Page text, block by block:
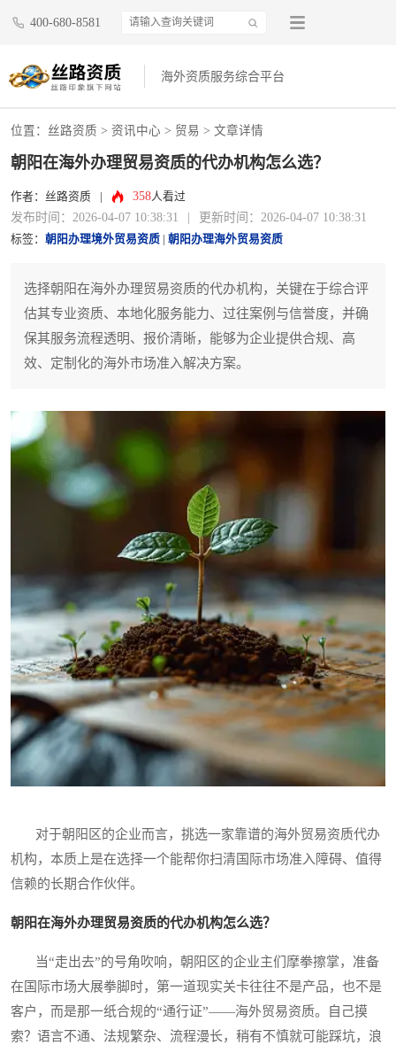
400-680-8581
海外资质服务综合平台
位置： 丝路资质 > 资讯中心 > 贸易 > 文章详情
朝阳在海外办理贸易资质的代办机构怎么选？
作者：丝路资质 358人看过
发布时间：2026-04-07 10:38:31 更新时间：2026-04-07 10:38:31
标签： 朝阳办理境外贸易资质 朝阳办理海外贸易资质
选择朝阳在海外办理贸易资质的代办机构，关键在于综合评
估其专业资质、本地化服务能力、过往案例与信誉度，并确
保其服务流程透明、报价清晰，能够为企业提供合规、高
效、定制化的海外市场准入解决方案。
对于朝阳区的企业而言，挑选一家靠谱的海外贸易资质代办
机构，本质上是在选择一个能帮你扫清国际市场准入障碍、值得
信赖的长期合作伙伴。
朝阳在海外办理贸易资质的代办机构怎么选？
当“走出去”的号角吹响，朝阳区的企业主们摩拳擦掌，准备
在国际市场大展拳脚时，第一道现实关卡往往不是产品，也不是
客户，而是那一纸合规的“通行证”——海外贸易资质。自己摸
索？语言不通、法规繁杂、流程漫长，稍有不慎就可能踩坑，浪